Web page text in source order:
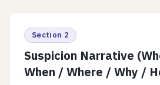
Section 2
Suspicion Narrative
When / Where / Why /